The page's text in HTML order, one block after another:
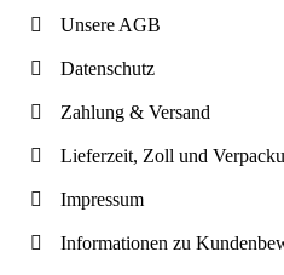
Unsere AGB
Datenschutz
Zahlung & Versand
Lieferzeit, Zoll und
Impressum
Informationen zu